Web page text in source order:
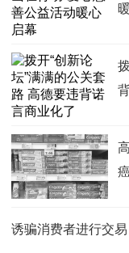
诱骗消费者进行交